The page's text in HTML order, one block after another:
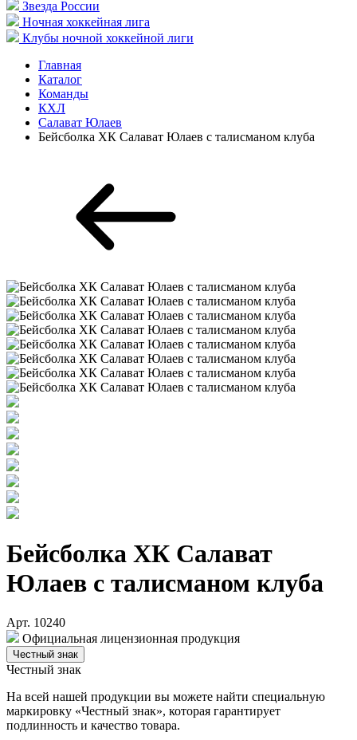
Звезда России
Ночная хоккейная лига
Клубы ночной хоккейной лиги
Главная
Каталог
Команды
КХЛ
Салават Юлаев
Бейсболка ХК Салават Юлаев с талисманом клуба
Бейсболка ХК Салават
Юлаев с талисманом клуба
Арт. 10240
Официальная лицензионная продукция
Честный знак
Честный знак
На всей нашей продукции вы можете найти специальную
маркировку «Честный знак», которая гарантирует
подлинность и качество товара.